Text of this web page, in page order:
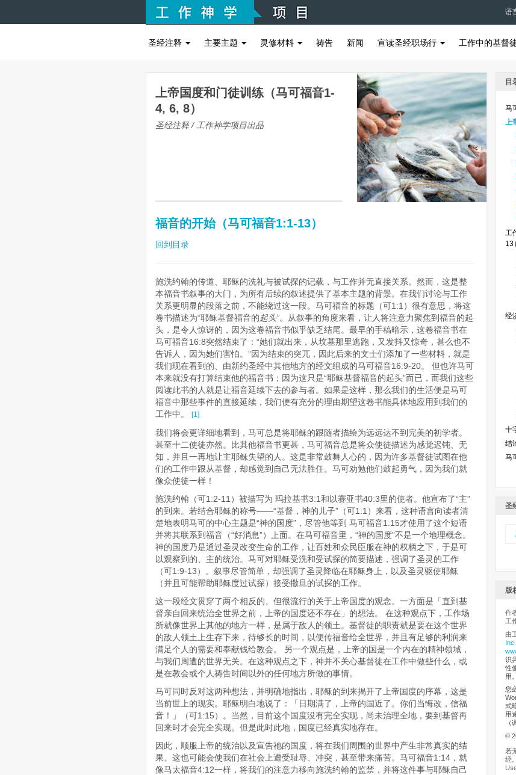
语
圣经注释 主要主题 灵修材料 祷告 新闻 宣读圣经职场行 工作中的基督
上帝国度和门徒训练（马可福音1-
4, 6, 8）
圣经注释 / 工作神学项目出品
福音的开始（马可福音1:1-13）
回到目录
施洗约翰的传道、耶稣的洗礼与被试探的记载，与工作并无直接关系。然而，这是整
本福音书叙事的大门，为所有后续的叙述提供了基本主题的背景。在我们讨论与工作
关系更明显的段落之前，不能绕过这一段。马可福音的标题（可1:1）很有意思，将这
卷书描述为“耶稣基督福音的起头”。从叙事的角度来看，让人将注意力聚焦到福音的起
头，是令人惊讶的，因为这卷福音书似乎缺乏结尾。最早的手稿暗示，这卷福音书在
马可福音16:8突然结束了：“她们就出来，从坟墓那里逃跑，又发抖又惊奇，甚么也不
告诉人，因为她们害怕。”因为结束的突兀，因此后来的文士们添加了一些材料，就是
我们现在看到的、由新约圣经中其他地方的经文组成的马可福音16:9-20。 但也许马可
本来就没有打算结束他的福音书；因为这只是“耶稣基督福音的起头”而已，而我们这些
阅读此书的人就是让福音延续下去的参与者。如果是这样，那么我们的生活便是马可
福音中那些事件的直接延续，我们便有充分的理由期望这卷书能具体地应用到我们的
工作中。
[1]
我们将会更详细地看到，马可总是将耶稣的跟随者描绘为远远达不到完美的初学者。
甚至十二使徒亦然。比其他福音书更甚，马可福音总是将众使徒描述为感觉迟钝、无
知，并且一再地让主耶稣失望的人。这是非常鼓舞人心的，因为许多基督徒试图在他
们的工作中跟从基督，却感觉到自己无法胜任。马可劝勉他们鼓起勇气，因为我们就
像众使徒一样！
施洗约翰（可1:2-11）被描写为 玛拉基书3:1和以赛亚书40:3里的使者。他宣布了“主”
的到来。若结合耶稣的称号——“基督，神的儿子”（可1:1）来看，这种语言向读者清
楚地表明马可的中心主题是“神的国度”，尽管他等到 马可福音1:15才使用了这个短语
并将其联系到福音（“好消息”）上面。在马可福音里，“神的国度”不是一个地理概念。
神的国度乃是通过圣灵改变生命的工作，让百姓和众民臣服在神的权柄之下，于是可
以观察到的、主的统治。马可对耶稣受洗和受试探的简要描述，强调了圣灵的工作
（可1:9-13）。叙事尽管简单，却强调了圣灵降临在耶稣身上，以及圣灵驱使耶稣
（并且可能帮助耶稣度过试探）接受撒旦的试探的工作。
这一段经文贯穿了两个相反的、但很流行的关于上帝国度的观念。一方面是「直到基
督亲自回来统治全世界之前，上帝的国度还不存在」的想法。 在这种观点下，工作场
所就像世界上其他的地方一样，是属于敌人的领土。基督徒的职责就是要在这个世界
的敌人领土上生存下来，待够长的时间，以便传福音给全世界，并且有足够的利润来
满足个人的需要和奉献钱给教会。
另一个观点是，上帝的国是一个内在的精神领域，
与我们周遭的世界无关。在这种观点之下，神并不关心基督徒在工作中做些什么，或
是在教会或个人祷告时间以外的任何地方所做的事情。
马可同时反对这两种想法，并明确地指出，耶稣的到来揭开了上帝国度的序幕，这是
当前世上的现实。耶稣明白地说了：「日期满了，上帝的国近了。你们当悔改，信福
音！」（可1:15）。当然，目前这个国度没有完全实现，尚未治理全地，要到基督再
回来时才会完全实现。但是此时此地，国度已经真实地存在。
因此，顺服上帝的统治以及宣告祂的国度，将在我们周围的世界中产生非常真实的结
果。这也可能会使我们在社会上遭受耻辱、冲突，甚至带来痛苦。马可福音1:14，就
像马太福音4:12一样，将我们的注意力移向施洗约翰的监禁，并将这件事与耶稣自己
目
马
上
工
13）
经
十
结
马
圣
版
作
工
由
Inc.
识
性
用。
您
式
用
（
©
若
经